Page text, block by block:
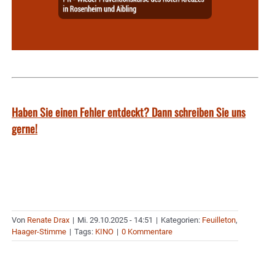
Haben Sie einen Fehler entdeckt? Dann schreiben Sie uns
gerne!
Von Renate Drax | Mi. 29.10.2025 - 14:51 | Kategorien: Feuilleton,
Haager-Stimme | Tags: KINO | 0 Kommentare